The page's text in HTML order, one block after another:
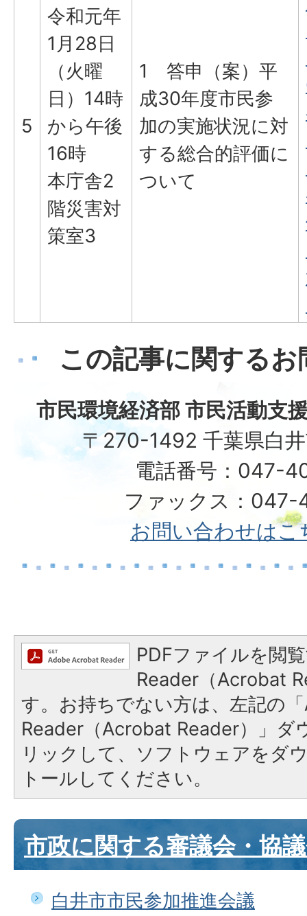
5
令和元年
1月28日
（火曜
日）14時
から午後
16時
本庁舎2
階災害対
策室3
1 答申（案）平
成30年度市民参
加の実施状況に対
する総合的評価に
ついて
この記事に関する
市民環境経済部 市民活動支
〒270-1492 千葉県白
電話番号：047-
ファックス：047-
お問い合わせはこ
PDFファイルを閲
Reader（Acrobat
す。お持ちでない方は、左記の
Reader（Acrobat Reader）」ダ
リックして、ソフトウェアをダ
トールしてください。
市政に関する審議会・協
白井市市民参加推進会議